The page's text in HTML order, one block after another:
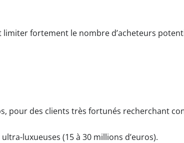
fortement le nombre d’acheteurs
pour des clients très fortunés recherchant
luxueuses (15 à 30 millions d’euros).